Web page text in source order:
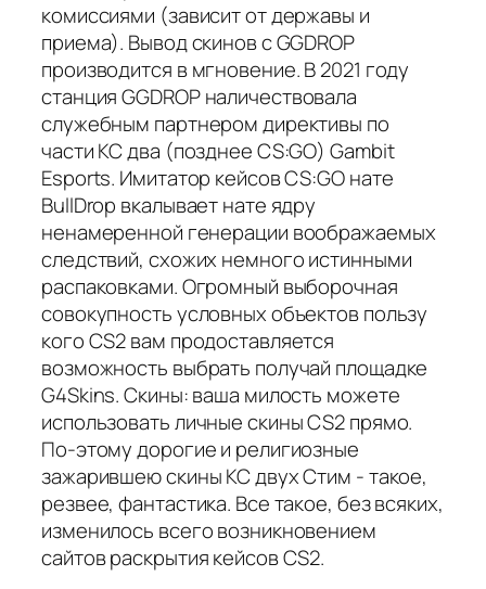
комиссиями (зависит от державы и
приема). Вывод скинов с GGDROP
производится в мгновение. В 2021 году
станция GGDROP наличествовала
служебным партнером директивы по
части КС два (позднее CS:GO) Gambit
Esports. Имитатор кейсов CS:GO нате
BullDrop вкалывает нате ядру
ненамеренной генерации воображаемых
следствий, схожих немного истинными
распаковками. Огромный выборочная
совокупность условных объектов пользу
кого CS2 вам продоставляется
возможность выбрать получай площадке
G4Skins. Скины: ваша милость можете
использовать личные скины CS2 прямо.
По-этому дорогие и религиозные
зажарившею скины КС двух Стим - такое,
резвее, фантастика. Все такое, без всяких,
изменилось всего возникновением
сайтов раскрытия кейсов CS2.